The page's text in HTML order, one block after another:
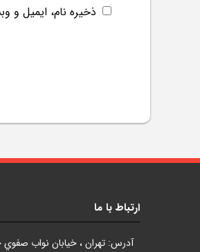
ذخیره نام، ایمیل و
ارتباط با ما
آدرس: تهران ، خيابان نواب صفوي